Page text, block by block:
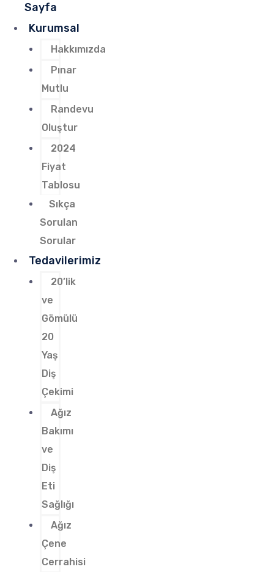
Sayfa
Kurumsal
Hakkımızda
Pınar
Mutlu
Randevu
Oluştur
2024
Fiyat
Tablosu
Sıkça
Sorulan
Sorular
Tedavilerimiz
20’lik
ve
Gömülü
20
Yaş
Diş
Çekimi
Ağız
Bakımı
ve
Diş
Eti
Sağlığı
Ağız
Çene
Cerrahisi